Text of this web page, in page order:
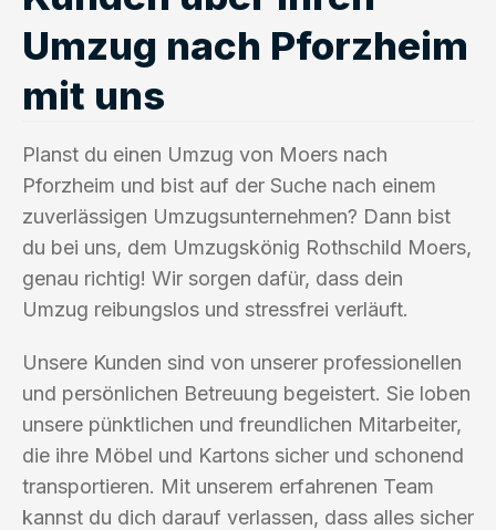
Umzug nach Pforzheim
mit uns
Planst du einen Umzug von Moers nach
Pforzheim und bist auf der Suche nach einem
zuverlässigen Umzugsunternehmen? Dann bist
du bei uns, dem Umzugskönig Rothschild Moers,
genau richtig! Wir sorgen dafür, dass dein
Umzug reibungslos und stressfrei verläuft.
Unsere Kunden sind von unserer professionellen
und persönlichen Betreuung begeistert. Sie loben
unsere pünktlichen und freundlichen Mitarbeiter,
die ihre Möbel und Kartons sicher und schonend
transportieren. Mit unserem erfahrenen Team
kannst du dich darauf verlassen, dass alles sicher